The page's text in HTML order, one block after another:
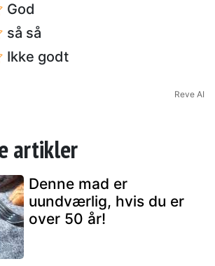
God
så så
Ikke godt
Reve AI
artikler
Denne mad er
uundværlig, hvis du er
over 50 år!